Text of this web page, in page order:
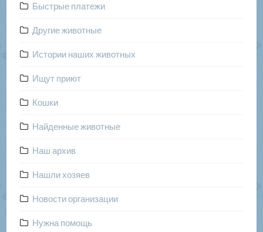
Быстрые платежи
Другие животные
Истории наших животных
Ищут приют
Кошки
Найденные животные
Наш архив
Нашли хозяев
Новости организации
Нужна помощь